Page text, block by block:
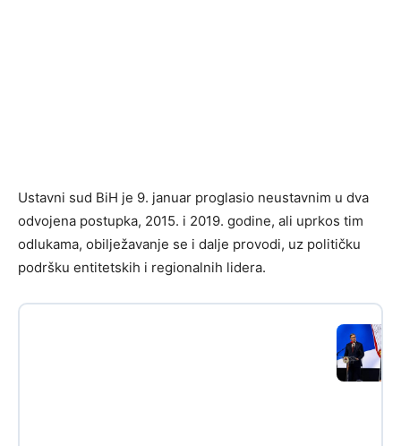
Ustavni sud BiH je 9. januar proglasio neustavnim u dva
odvojena postupka, 2015. i 2019. godine, ali uprkos tim
odlukama, obilježavanje se i dalje provodi, uz političku
podršku entitetskih i regionalnih lidera.